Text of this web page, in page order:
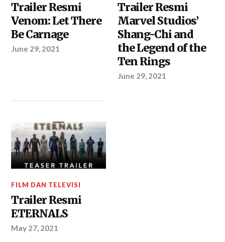
Trailer Resmi
Venom: Let There
Be Carnage
June 29, 2021
Trailer Resmi
Marvel Studios’
Shang-Chi and
the Legend of the
Ten Rings
June 29, 2021
FILM DAN TELEVISI
Trailer Resmi
ETERNALS
May 27, 2021